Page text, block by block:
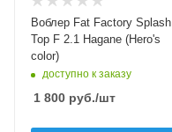
поппер
Длина приманки, мм
20
Вес приманки, гр
2.1
Плавучесть
Воблер Fat Factory Splash
Top F 2.1 Hagane (Hero's
color)
доступно к заказу
1 800 руб./шт